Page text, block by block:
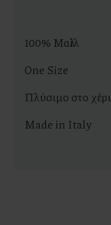
100% Μαλλί
One Size
Πλύσιμο στο χέρι
Made in Italy